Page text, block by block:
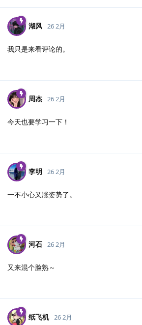
湖风 26 2月
我只是来看评论的。
周杰 26 2月
今天也要学习一下！
李明 26 2月
一不小心又涨姿势了。
河石 26 2月
又来混个脸熟～
纸飞机 26 2月